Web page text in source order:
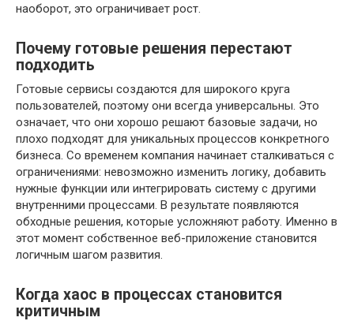
наоборот, это ограничивает рост.
Почему готовые решения перестают
подходить
Готовые сервисы создаются для широкого круга
пользователей, поэтому они всегда универсальны. Это
означает, что они хорошо решают базовые задачи, но
плохо подходят для уникальных процессов конкретного
бизнеса. Со временем компания начинает сталкиваться с
ограничениями: невозможно изменить логику, добавить
нужные функции или интегрировать систему с другими
внутренними процессами. В результате появляются
обходные решения, которые усложняют работу. Именно в
этот момент собственное веб-приложение становится
логичным шагом развития.
Когда хаос в процессах становится
критичным